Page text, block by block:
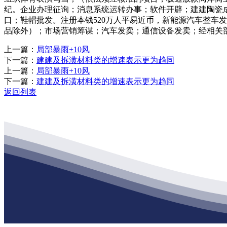
纪。企业办理征询；消息系统运转办事；软件开辟；建建陶
口；鞋帽批发。注册本钱520万人平易近币，新能源汽车整车
品除外）；市场营销筹谋；汽车发卖；通信设备发卖；经相
上一篇： 局部暴雨+10风
下一篇： 建建及拆潢材料类的增速表示更为趋同
上一篇： 局部暴雨+10风
下一篇： 建建及拆潢材料类的增速表示更为趋同
返回列表